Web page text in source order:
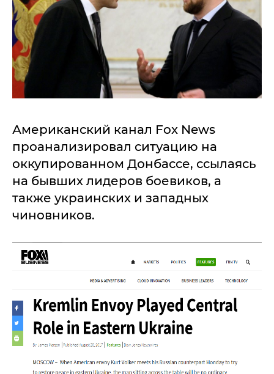
Американский канал Fox News
проанализировал ситуацию на
оккупированном Донбассе, ссылаясь
на бывших лидеров боевиков, а
также украинских и западных
чиновников.